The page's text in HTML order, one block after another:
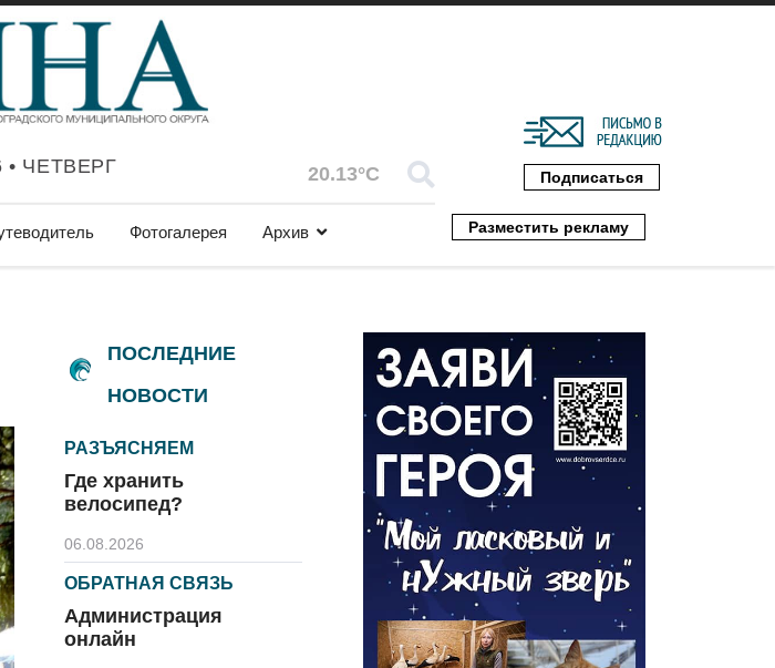
• ЧЕТВЕРГ 20.13°C Подписаться
Фотогалерея Архив Разместить рекламу
ПОСЛЕДНИЕ
НОВОСТИ
РАЗЪЯСНЯЕМ
Где хранить
велосипед?
06.08.2026
ОБРАТНАЯ СВЯЗЬ
Администрация
онлайн